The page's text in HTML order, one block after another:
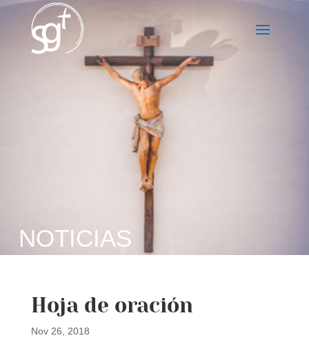
NOTICIAS
Hoja de oración
Nov 26, 2018